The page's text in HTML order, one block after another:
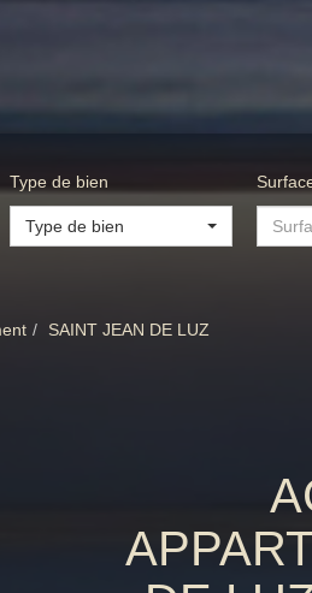
Type de bien
Type de bien
SAINT JEAN DE LUZ